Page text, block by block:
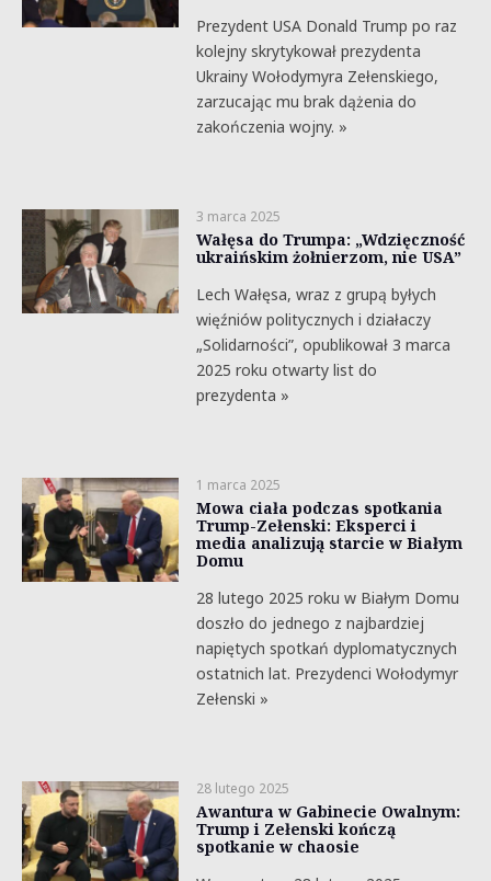
Prezydent USA Donald Trump po raz
kolejny skrytykował prezydenta
Ukrainy Wołodymyra Zełenskiego,
zarzucając mu brak dążenia do
zakończenia wojny. »
3 marca 2025
Wałęsa do Trumpa: „Wdzięczność
ukraińskim żołnierzom, nie USA”
Lech Wałęsa, wraz z grupą byłych
więźniów politycznych i działaczy
„Solidarności”, opublikował 3 marca
2025 roku otwarty list do
prezydenta »
1 marca 2025
Mowa ciała podczas spotkania
Trump-Zełenski: Eksperci i
media analizują starcie w Białym
Domu
28 lutego 2025 roku w Białym Domu
doszło do jednego z najbardziej
napiętych spotkań dyplomatycznych
ostatnich lat. Prezydenci Wołodymyr
Zełenski »
28 lutego 2025
Awantura w Gabinecie Owalnym:
Trump i Zełenski kończą
spotkanie w chaosie